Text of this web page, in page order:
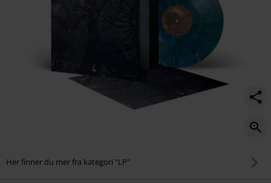
Her finner du mer fra kategori "LP"